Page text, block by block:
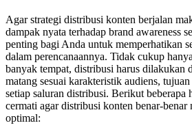
Agar strategi distribusi konten berjalan
dampak nyata terhadap brand awareness
penting bagi Anda untuk memperhatikan
dalam perencanaannya. Tidak cukup
banyak tempat, distribusi harus dilakukan
matang sesuai karakteristik audiens,
setiap saluran distribusi. Berikut beberapa
cermati agar distribusi konten benar-benar
optimal: